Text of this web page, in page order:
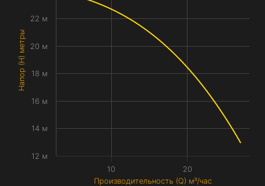
Производительность (Q) м³/час
Напор (H) метры
10 20
12 м
14 м
16 м
18 м
20 м
22 м